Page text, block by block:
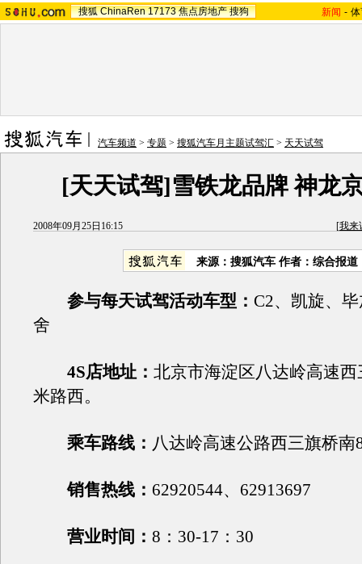
搜狐 ChinaRen 17173 焦点房地产 搜狗 新闻 -
汽车频道 > 专题 > 搜狐汽车月主题试驾汇 > 天天试驾
[天天试驾]雪铁龙品牌 神龙
2008年09月25日16:15 [我来
来源：搜狐汽车 作者：综合报道
参与每天试驾活动车型： C2、凯旋、
舍
4S店地址： 北京市海淀区八达岭高速西
米路西。
乘车路线： 八达岭高速公路西三旗桥南
销售热线： 62920544、62913697
营业时间： 8：30-17：30